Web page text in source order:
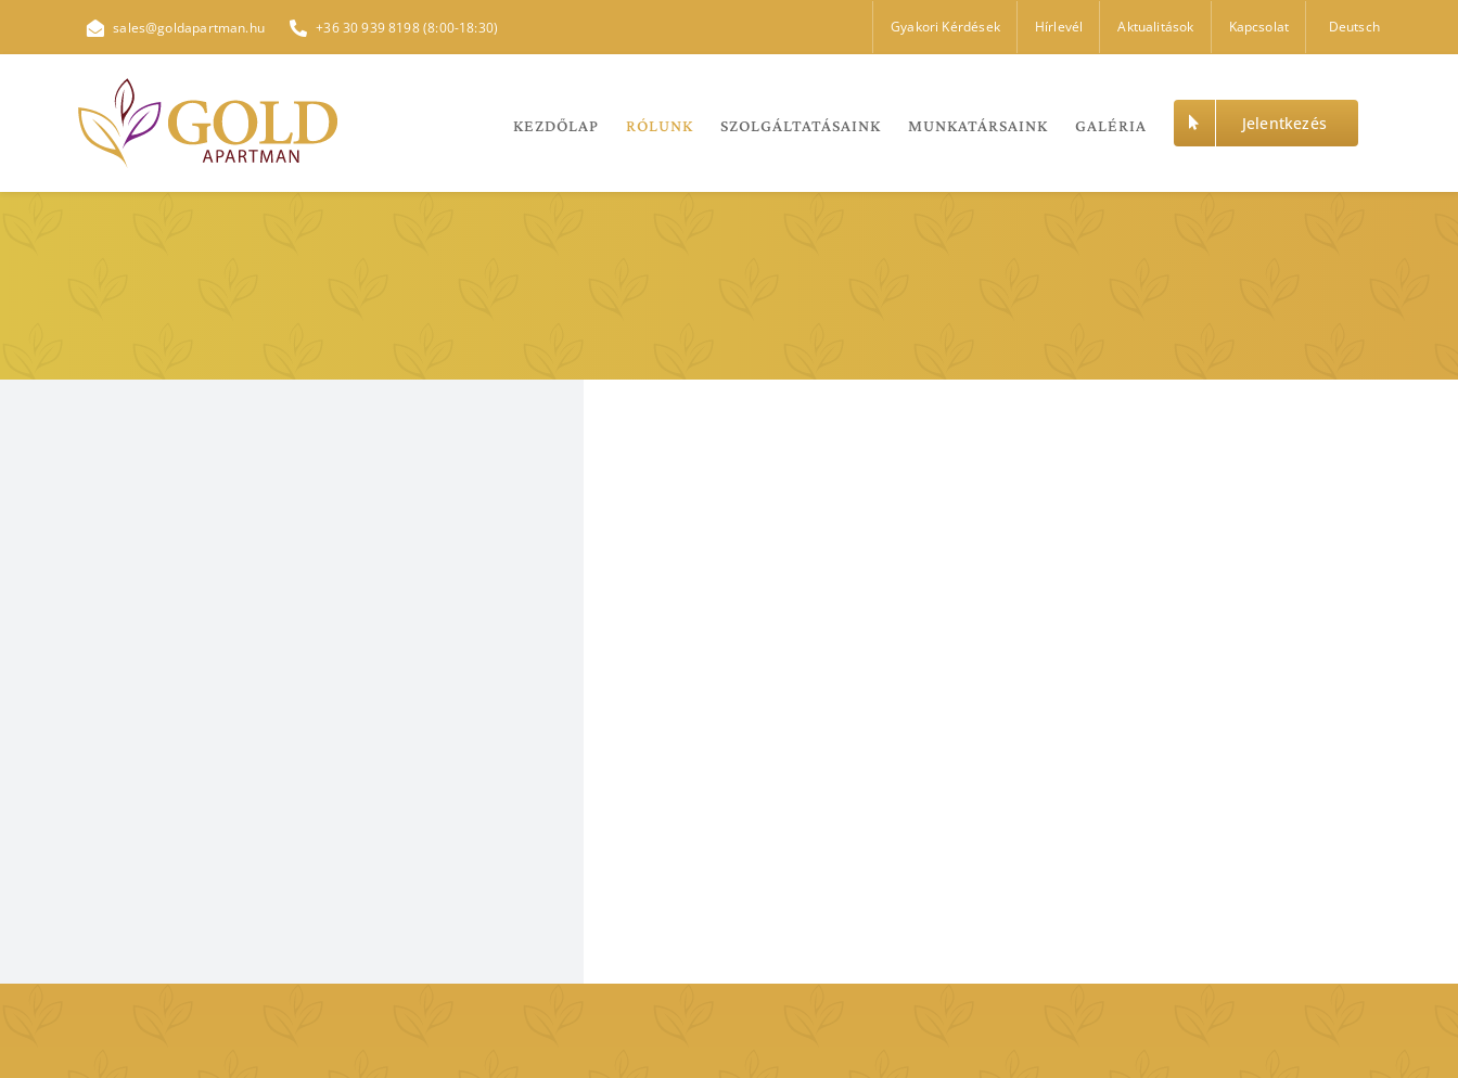
sales@goldapartman.hu +36 30 939 8198 (8:00-18:30) Gyakori Kérdések Hírlevél Aktualitások Kapcsolat Deutsch
KEZDŐLAP RÓLUNK SZOLGÁLTATÁSAINK MUNKATÁRSAINK GALÉRIA Jelentkezés